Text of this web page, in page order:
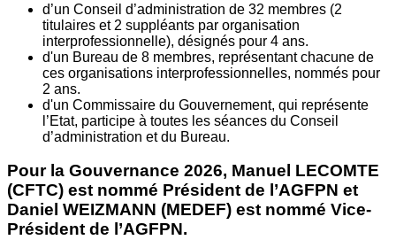
d’un Conseil d’administration de 32 membres (2
titulaires et 2 suppléants par organisation
interprofessionnelle), désignés pour 4 ans.
d'un Bureau de 8 membres, représentant chacune de
ces organisations interprofessionnelles, nommés pour
2 ans.
d'un Commissaire du Gouvernement, qui représente
l’Etat, participe à toutes les séances du Conseil
d’administration et du Bureau.
Pour la Gouvernance 2026, Manuel LECOMTE
(CFTC) est nommé Président de l’AGFPN et
Daniel WEIZMANN (MEDEF) est nommé Vice-
Président de l’AGFPN.